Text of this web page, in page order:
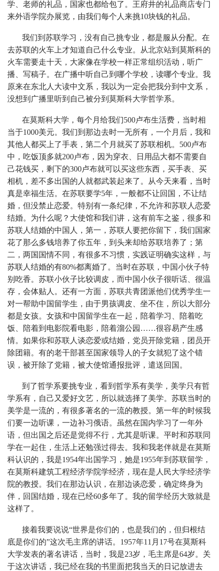
学、老师的礼品，国家也都给包了。王府井的礼品商店专门
来外语学院办展览，由我们每个人来挑10块钱的礼品。
我们到苏联学习，没有自己挑专业，都是服从分配。在
去苏联的火车上才知道自己什么专业。从北京站到莫斯科的
火车需要走十天，大家像在学校一样正常组织活动，听广
播、写稿子。在广播中听自己到哪个学校，读哪个专业。我
原来在东北人大读中文系，我以为一定会把我分到中文系，
没想到广播里听到自己被分到莫斯科大学哲学系。
在莫斯科大学，每个月给我们500卢布生活费，当时相
当于1000美元。我们到那边去时一无所有，一个月后，我和
其他人都买上了手表，第二个月就买了苏联相机。500卢布
中，吃饭顶多就200卢布，因为穿衣、日用品大都不需要自
己花钱买，剩下的300卢布就可以买这些东西，买手表、买
相机，差不多出国的人就都武装起来了。从今天来看，当时
真是幸福生活。在苏联要学5年，一般都不让回国，不让结
婚，但没禁止恋爱。特别有一条纪律，不允许和苏联人恋爱
结婚。为什么呢？大使馆和我们讲，这有前车之鉴，很多和
苏联人结婚的中国人，第一，苏联人要把你留下，我们国家
花了那么多钱培养了你五年，到头来却给苏联培养了；第
二，两国国情不同，有很多不习惯，实践证明确实这样，与
苏联人结婚的有80%都离婚了。当时在苏联，中国小伙子特
别吃香。苏联小伙子比较调皮，而中国小伙子很听话、很温
存，会体贴人。还有一方面，苏联共青团派他们优秀学生一
对一帮助中国留学生，由于男孩调皮、坐不住，所以大部分
都是女孩。女孩和中国留学生在一起，陪着学习、陪着吃
饭、陪着到电影院看电影，陪着溜公园……很容易产生感
情。如果你和苏联人谈恋爱或结婚，党员开除党籍，团员开
除团籍。有的老干部甚至国家领导人的子女就犯了这个错
误，被开除了党籍，被大使馆通报批评，遣送回国。
到了哲学系要挑专业，看到哲学系有美学，美学只有哲
学系有，自己又爱好文艺，所以就选择了美学。苏联当时的
美学是一流的，有很多著名的一流的教授。第一年的时候我
们要一边听课，一边补习俄语。虽然在国内学习了一年外
语，但出国之后还是觉得不行，尤其是听课。平时和苏联同
学在一起住，生活上还勉强过得去。我和我老伴就是在莫斯
科认识的，我是1954年出国学习，她是1955年到苏联留学，
在莫斯科建筑工程经济学院学经济，现在是人民大学经济学
院的教授。我们在那边认识，在那边谈恋爱，确定终身为
伴，回国结婚，现在已经60多年了。我的留学经历大致就是
这样了。
接着我要说说“世界是你们的，也是我们的，但归根结
底是你们的”这次毛主席的讲话。1957年11月17号在莫斯科
大学发表的著名讲话，当时，我是23岁，毛主席是64岁。关
于这次讲话，我已经在我的书里面把我当天的日记放进去